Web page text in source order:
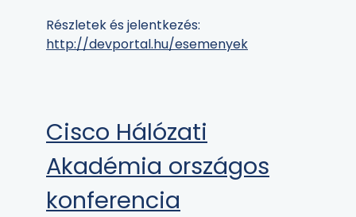
Részletek és jelentkezés:
http://devportal.hu/esemenyek
Cisco Hálózati
Akadémia országos
konferencia